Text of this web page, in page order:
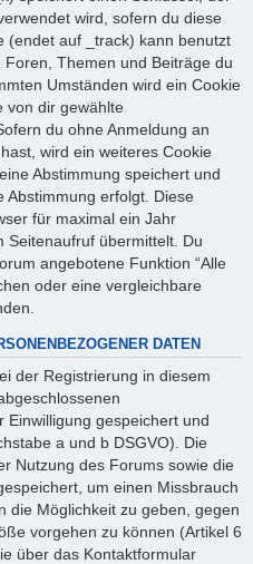
wird, sofern du diese
(endet auf _track) kann benutzt
Themen und Beiträge du
Umständen wird ein Cookie
von dir gewählte
du ohne Anmeldung an
wird ein weiteres Cookie
Abstimmung speichert und
Abstimmung erfolgt. Diese
für maximal ein Jahr
Seitenaufruf übermittelt. Du
angebotene Funktion “Alle
oder eine vergleichbare
DATEN
der Registrierung in diesem
Einwilligung gespeichert und
a und b DSGVO). Die
Nutzung des Forums sowie die
um einen Missbrauch
die Möglichkeit zu geben, gegen
vorgehen zu können (Artikel 6
über das Kontaktformular